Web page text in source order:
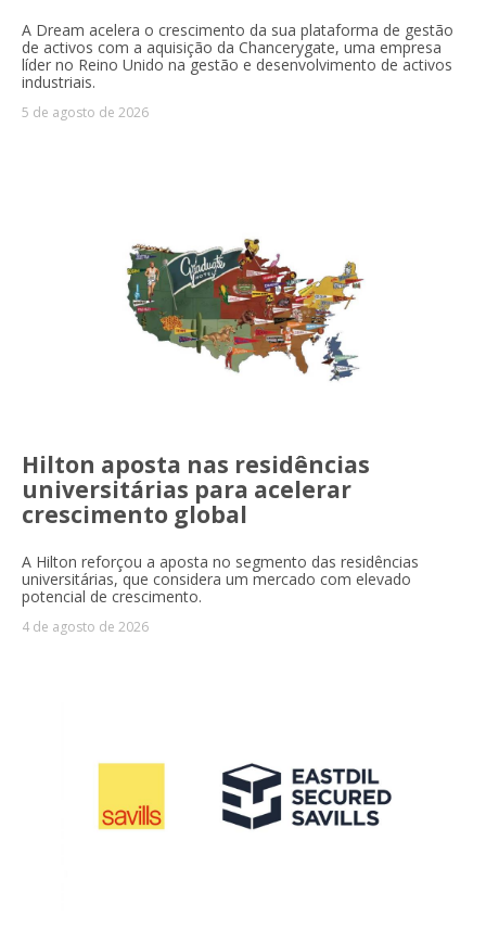
A Dream acelera o crescimento da sua plataforma de gestão
de activos com a aquisição da Chancerygate, uma empresa
líder no Reino Unido na gestão e desenvolvimento de activos
industriais.
5 de agosto de 2026
Hilton aposta nas residências
universitárias para acelerar
crescimento global
A Hilton reforçou a aposta no segmento das residências
universitárias, que considera um mercado com elevado
potencial de crescimento.
4 de agosto de 2026